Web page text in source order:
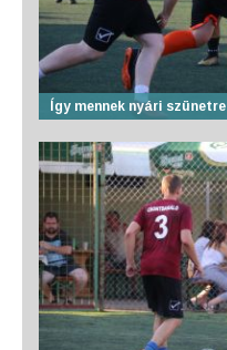
Így mennek nyári szünetre